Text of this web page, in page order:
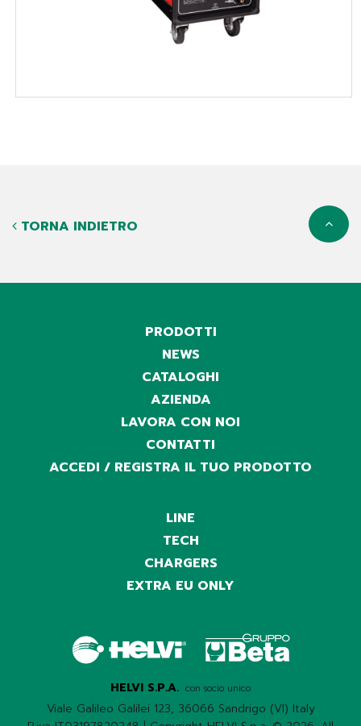
TORNA INDIETRO
PRODOTTI
NEWS
CATALOGHI
AZIENDA
LAVORA CON NOI
CONTATTI
ACCEDI / REGISTRA IL TUO PRODOTTO
LINE
TECH
CHARGERS
EXTRA EU ONLY
HELVI S.P.A. con socio unico
Viale Galileo Galilei 123, 36066 Sandrigo (VI) Italy